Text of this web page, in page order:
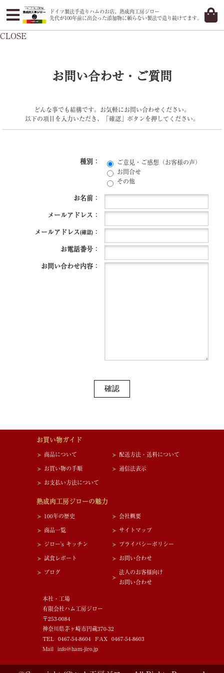
ドイツ製法手造りハムのお店、熟成肉工房ジロー
先代が100年前に出会った添加物に頼らない製法で造り続けてます。
CLOSE
お問い合わせ・ご質問
どんな事でも結構です。お気軽にお問い合わせください。
以下の項目を入力いただき、「確認」ボタンを押してください。
種別：
ご意見・ご感想（お客様の声）
お問合せ
その他
お名前：
メールアドレス：
メールアドレス (確認) ：
お電話番号：
お問い合わせ内容：
お買い物ガイド
商品について
お買い物の手順
お支払い方法について
配送方法・送料について
通信法表示
熟成肉工房ジローの魅力
100年の歴史
商品一覧
ジロー's キッチン
試食レポート
ブログ
会社概要
サイトマップ
プライバシーポリシー
お問い合わせ
法人のお客様向け
お問い合わせ
本社・工場
有限会社ハム工房ジロー
〒253-0084
神奈川県茅ヶ崎市円蔵370-32
TEL 0467-54-8604 FAX 0467-54-8603
Mail info@ham-jiro.jp